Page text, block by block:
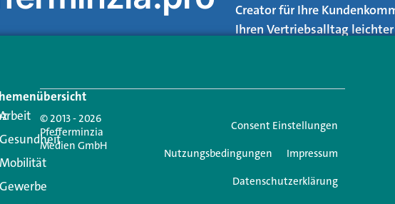
Creator für Ihre
Ihren Vertriebsalltag
Gesundheit
Mobilität
Gewerbe
© 2013 - 2026
Pfefferminzia
Medien GmbH
Consent Einstellungen
Nutzungsbedingungen
Impressum
Datenschutzerklärung